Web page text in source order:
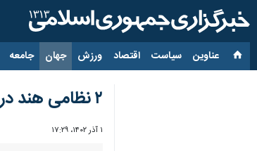
عناوین‌ سیاست اقتصاد ورزش جهان جامعه
۲ نظامی هند در جامو و کشمیر کشته شدند
۱ آذر ۱۴۰۲، ۱۷:۲۹